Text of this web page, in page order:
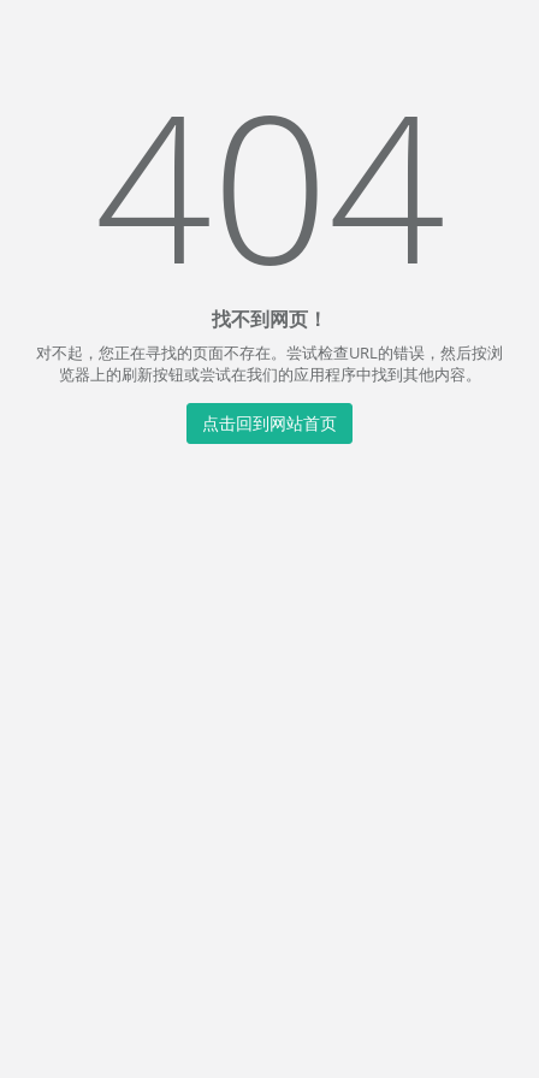
404
找不到网页！
对不起，您正在寻找的页面不存在。尝试检查URL的错误，然后按浏
览器上的刷新按钮或尝试在我们的应用程序中找到其他内容。
点击回到网站首页